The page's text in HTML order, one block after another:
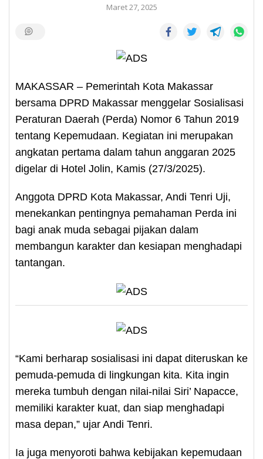
Maret 27, 2025
MAKASSAR – Pemerintah Kota Makassar
bersama DPRD Makassar menggelar Sosialisasi
Peraturan Daerah (Perda) Nomor 6 Tahun 2019
tentang Kepemudaan. Kegiatan ini merupakan
angkatan pertama dalam tahun anggaran 2025
digelar di Hotel Jolin, Kamis (27/3/2025).
Anggota DPRD Kota Makassar, Andi Tenri Uji,
menekankan pentingnya pemahaman Perda ini
bagi anak muda sebagai pijakan dalam
membangun karakter dan kesiapan menghadapi
tantangan.
“Kami berharap sosialisasi ini dapat diteruskan ke
pemuda-pemuda di lingkungan kita. Kita ingin
mereka tumbuh dengan nilai-nilai Siri’ Napacce,
memiliki karakter kuat, dan siap menghadapi
masa depan,” ujar Andi Tenri.
Ia juga menyoroti bahwa kebijakan kepemudaan